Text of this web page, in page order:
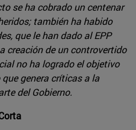
se ha cobrado un centenar
también ha habido
que le han dado al EPP
creación de un controvertido
no ha logrado el objetivo
genera críticas a la
del Gobierno.